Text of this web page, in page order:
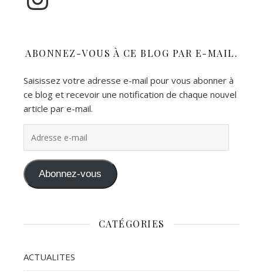
ABONNEZ-VOUS À CE BLOG PAR E-MAIL.
Saisissez votre adresse e-mail pour vous abonner à
ce blog et recevoir une notification de chaque nouvel
article par e-mail.
Abonnez-vous
CATÉGORIES
ACTUALITES